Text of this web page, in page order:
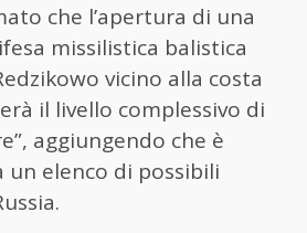
che l’apertura di una
missilistica balistica
vicino alla costa
il livello complessivo di
aggiungendo che è
un elenco di possibili